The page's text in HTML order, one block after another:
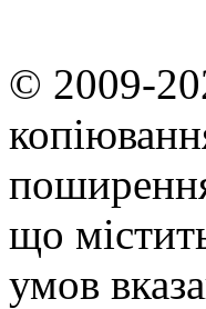
© 2009-
що
умов